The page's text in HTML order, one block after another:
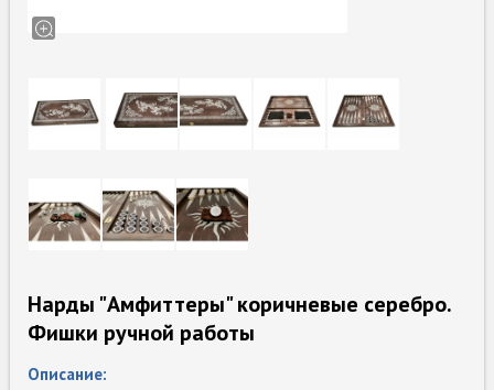
Нарды "Амфиттеры" коричневые серебро.
Фишки ручной работы
Описание: